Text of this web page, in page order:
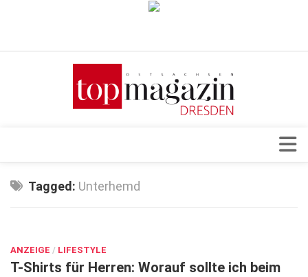
Verkaufsstellen
Top Gesundheitsforum Dresden / Ostsachsen
Geschäft
Tagged: Unterhemd
ANZEIGE / LIFESTYLE
T-Shirts für Herren: Worauf sollte ich beim